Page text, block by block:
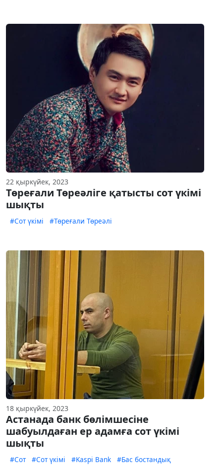
22 қыркүйек, 2023
Төреғали Төреәліге қатысты сот үкімі
шықты
#Сот үкімі #Төреғали Төреәлі
18 қыркүйек, 2023
Астанада банк бөлімшесіне
шабуылдаған ер адамға сот үкімі
шықты
#Сот #Сот үкімі #Kaspi Bank #Бас бостандық